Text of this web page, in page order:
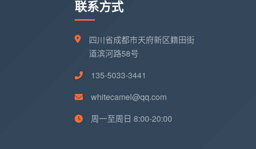
联系方式
四川省成都市天府新区籍田街
道滨河路58号
135-5033-3441
whitecamel@qq.com
周一至周日 8:00-20:00